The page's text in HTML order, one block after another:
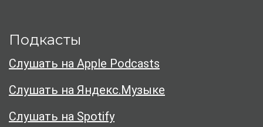
Подкасты
Слушать на Apple Podcasts
Слушать на Яндекс.Музыке
Слушать на Spotify